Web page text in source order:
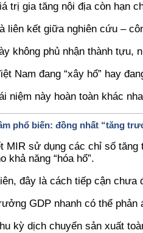
trị gia tăng nội địa còn hạn
liên kết giữa nghiên cứu –
không phủ nhận thành tựu,
Nam đang “xây hổ” hay
niệm này hoàn toàn khác
phổ biến: đồng nhất “tăng
MIR sử dụng các chỉ số
khả năng “hóa hổ”.
đây là cách tiếp cận chưa
GDP nhanh có thể phản
kỳ dịch chuyển sản xuất